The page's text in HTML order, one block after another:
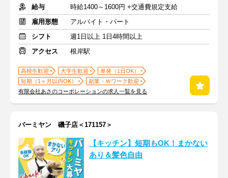
給与
時給1400～1600円 +交通費規定支給
雇用形態
アルバイト・パート
シフト
週1日以上 1日4時間以上
アクセス
根岸駅
高校生歓迎 大学生歓迎
単発（1日OK）
短期（1ヶ月以内OK）
副業・Ｗワーク歓迎
有限会社あさのコーポレーションの求人一覧を見る
バーミヤン 磯子店＜171157＞
【キッチン】短期もOK！まかない
あり＆髪色自由